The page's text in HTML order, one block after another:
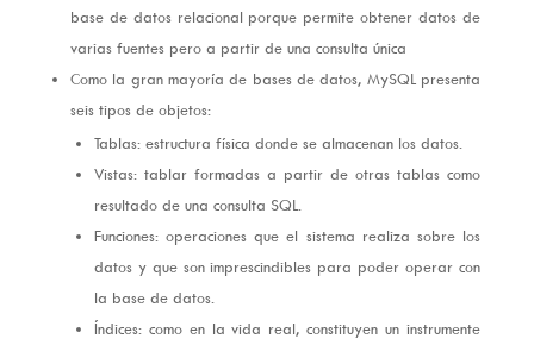
base de datos relacional porque permite obtener datos de
varias fuentes pero a partir de una consulta única
Como la gran mayoría de bases de datos, MySQL presenta
seis tipos de objetos:
Tablas: estructura física donde se almacenan los datos.
Vistas: tablar formadas a partir de otras tablas como
resultado de una consulta SQL.
Funciones: operaciones que el sistema realiza sobre los
datos y que son imprescindibles para poder operar con
la base de datos.
Índices: como en la vida real, constituyen un instrumente